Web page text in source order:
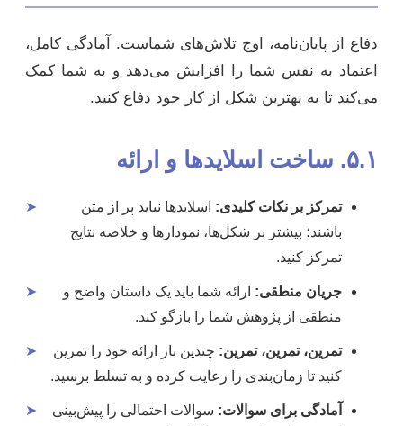
دفاع از پایان‌نامه، اوج تلاش‌های شماست. آمادگی کامل،
اعتماد به نفس شما را افزایش می‌دهد و به شما کمک
می‌کند تا به بهترین شکل از کار خود دفاع کنید.
۵.۱. ساخت اسلایدها و ارائه
➤ تمرکز بر نکات کلیدی: اسلایدها نباید پر از متن
باشند؛ بیشتر بر شکل‌ها، نمودارها و خلاصه‌ نتایج
تمرکز کنید.
➤ جریان منطقی: ارائه شما باید یک داستان واضح و
منطقی از پژوهش شما را بازگو کند.
➤ تمرین، تمرین، تمرین: چندین بار ارائه خود را تمرین
کنید تا زمان‌بندی را رعایت کرده و به تسلط برسید.
➤ آمادگی برای سوالات: سوالات احتمالی را پیش‌بینی